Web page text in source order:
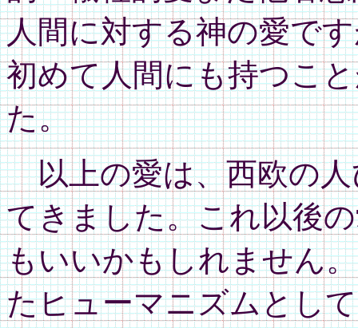
人間に対する神の愛で
初めて人間にも持つこ
た。
以上の愛は、西欧の人
てきました。これ以後
もいいかもしれません
たヒューマニズムとし